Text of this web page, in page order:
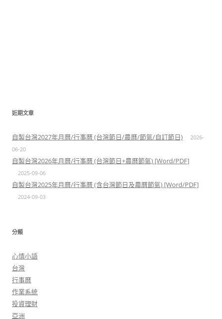
近期文章
自製台灣2027年月曆/行事曆 (台灣節日/農曆/節氣/自訂節日)
2026-
06-20
自製台灣2026年月曆/行事曆 (台灣節日+農曆節氣) [Word/PDF]
2025-09-06
自製台灣2025年月曆/行事曆 (含台灣節日及農曆節氣) [Word/PDF]
2024-09-03
分類
心情小語
台灣
行事曆
作業系統
投資理財
亞洲